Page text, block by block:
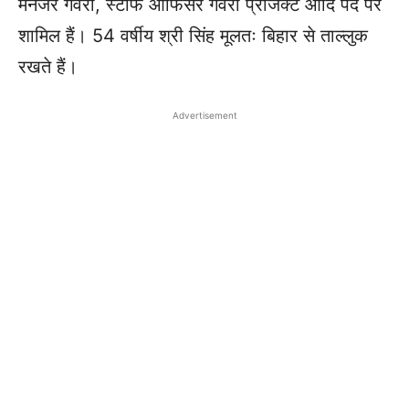
मैनेजर गेवरा, स्टाफ आफिसर गेवरा प्रोजेक्ट आदि पद पर
शामिल हैं। 54 वर्षीय श्री सिंह मूलतः बिहार से ताल्लुक
रखते हैं।
Advertisement